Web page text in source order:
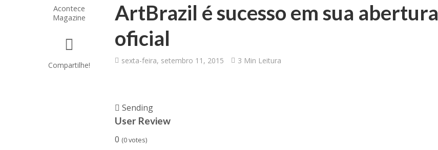
Acontece
Magazine
Compartilhe!
ArtBrazil é sucesso em sua abertura
oficial
sexta-feira, setembro 11, 2015 3 Min Leitura
Sending
User Review
0 (0votes)